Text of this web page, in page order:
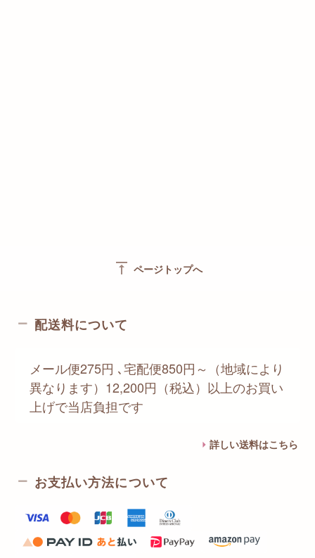
vertical_align_top ページトップへ
配送料について
メール便275円 ､宅配便850円～（地域により
異なります）12,200円（税込）以上のお買い
上げで当店負担です
詳しい送料はこちら
お支払い方法について